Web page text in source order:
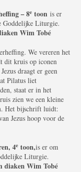
– 8e toon is er
Goddelijke Liturgie.
Wim Tobé
We vereren het
dit kruis op iconen
draagt er geen
Pilatus liet
staat er in het
zien we een kleine
Het bijschrift luidt:
Jezus hoop voor de
4e toon,is er om
Liturgie.
diaken Wim Tobé